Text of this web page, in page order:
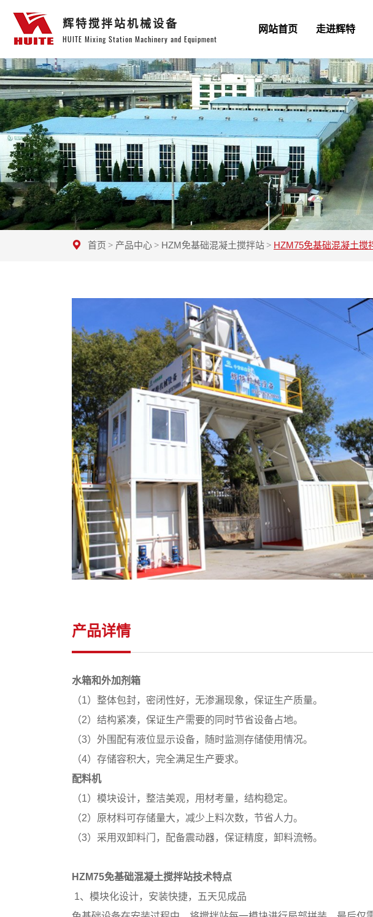
辉特搅拌站机械设备
HUITE Mixing Station Machinery and Equipment
网站首页 走进辉特
首页 产品中心 HZM免基础混凝土搅拌站 HZM75免基础混凝土搅
产品详情
水箱和外加剂箱
（1）整体包封，密闭性好，无渗漏现象，保证生产质量。
（2）结构紧凑，保证生产需要的同时节省设备占地。
（3）外围配有液位显示设备，随时监测存储使用情况。
（4）存储容积大，完全满足生产要求。
配料机
（1）模块设计，整洁美观，用材考量，结构稳定。
（2）原材料可存储量大，减少上料次数，节省人力。
（3）采用双卸料门，配备震动器，保证精度，卸料流畅。
HZM75免基础混凝土搅拌站技术特点
1、模块化设计，安装快捷，五天见成品